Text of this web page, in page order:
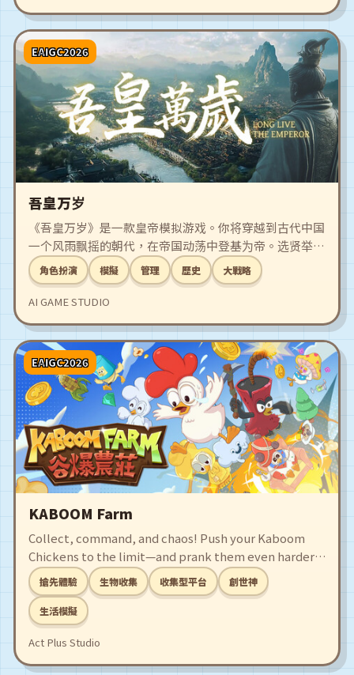
EAIGC2026
吾皇万岁
《吾皇万岁》是一款皇帝模拟游戏。你将穿越到古代中国
一个风雨飘摇的朝代，在帝国动荡中登基为帝。选贤举能
重振皇权威严，纳妃育嗣延续帝王血脉，练兵征战肃清氏
族封君。是代代传承打造开元盛世，还是沦为亡国之君？
角色扮演 模擬 管理 歷史 大戰略
AI GAME STUDIO
EAIGC2026
KABOOM Farm
Collect, command, and chaos! Push your Kaboom
Chickens to the limit—and prank them even harder.
Rake in profits, evolve your team into crazed
legends and restore the legendary farm to its former
glory!
搶先體驗 生物收集 收集型平台 創世神
生活模擬
Act Plus Studio